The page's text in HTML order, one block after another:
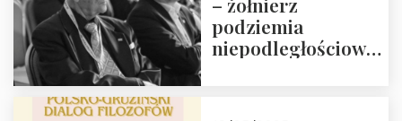
podziemia
niepodległościowego